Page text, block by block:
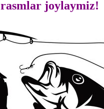
rasmlar joylaymiz!